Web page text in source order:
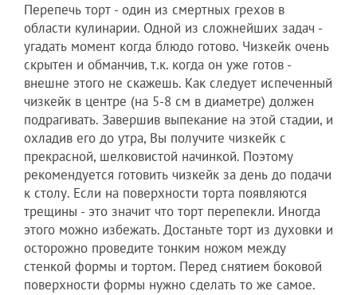
Перепечь торт - один из смертных грехов в
области кулинарии. Одной из сложнейших задач -
угадать момент когда блюдо готово. Чизкейк очень
скрытен и обманчив, т.к. когда он уже готов -
внешне этого не скажешь. Как следует испеченный
чизкейк в центре (на 5-8 см в диаметре) должен
подрагивать. Завершив выпекание на этой стадии, и
охладив его до утра, Вы получите чизкейк с
прекрасной, шелковистой начинкой. Поэтому
рекомендуется готовить чизкейк за день до подачи
к столу. Если на поверхности торта появляются
трещины - это значит что торт перепекли. Иногда
этого можно избежать. Достаньте торт из духовки и
осторожно проведите тонким ножом между
стенкой формы и тортом. Перед снятием боковой
поверхности формы нужно сделать то же самое.